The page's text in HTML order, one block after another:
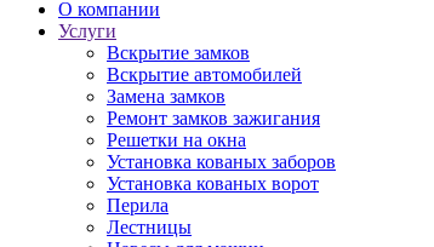
О компании
Услуги
Вскрытие замков
Вскрытие автомобилей
Замена замков
Ремонт замков зажигания
Решетки на окна
Установка кованых заборов
Установка кованых ворот
Перила
Лестницы